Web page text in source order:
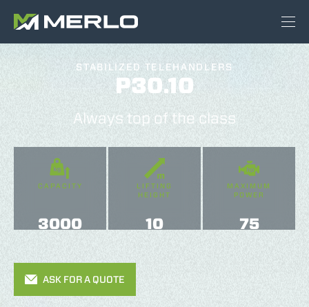
STABILIZED TELEHANDLERS
P30.10
Always top of the class
CAPACITY
3000
LIFTING
HEIGHT
10
MAXIMUM
POWER
75
ASK FOR A QUOTE